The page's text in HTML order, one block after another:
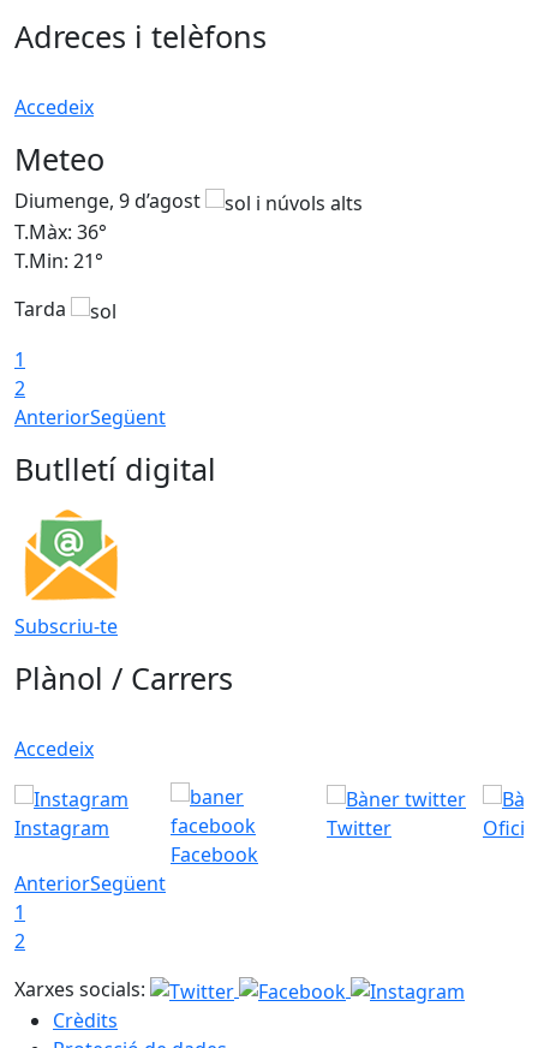
Adreces i telèfons
Accedeix
Meteo
Diumenge, 9 d’agost
T.Màx: 36°
T.Min: 21°
Tarda
1
2
AnteriorSegüent
Butlletí digital
Subscriu-te
Plànol / Carrers
Accedeix
Instagram
Facebook
Twitter
AnteriorSegüent
1
2
Xarxes socials:
Crèdits